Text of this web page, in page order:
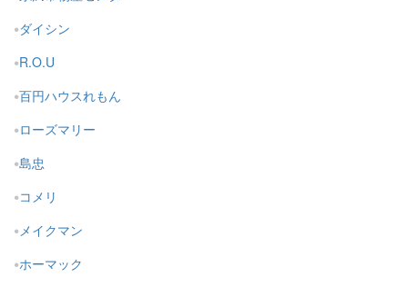
ダイシン
R.O.U
百円ハウスれもん
ローズマリー
島忠
コメリ
メイクマン
ホーマック